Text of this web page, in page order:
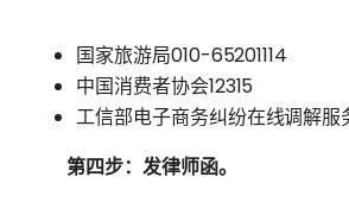
国家旅游局010-65201114
中国消费者协会12315
工信部电子商务纠纷在线调解服
第四步：发律师函。